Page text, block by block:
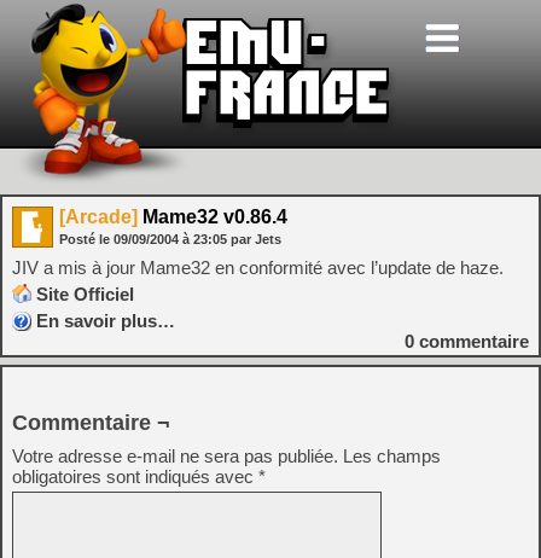
[Arcade] Mame32 v0.86.4
Posté le 09/09/2004 à 23:05 par Jets
JIV a mis à jour Mame32 en conformité avec l’update de haze.
Site Officiel
En savoir plus…
0 commentaire
Commentaire ¬
Votre adresse e-mail ne sera pas publiée. Les champs
obligatoires sont indiqués avec *